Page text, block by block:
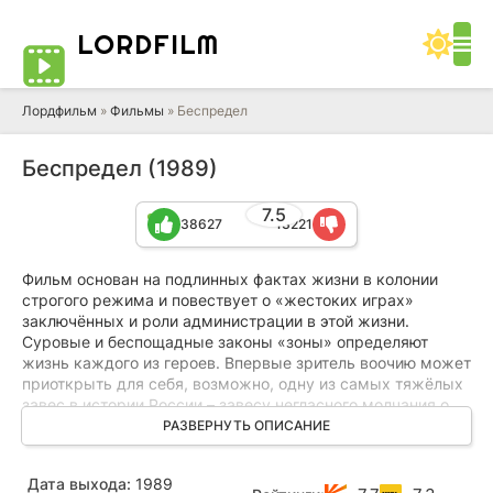
LORDFILM
Лордфильм » Фильмы » Беспредел
Беспредел (1989)
7.5
38627 13221
Фильм основан на подлинных фактах жизни в колонии
строгого режима и повествует о «жестоких играх»
заключённых и роли администрации в этой жизни.
Суровые и беспощадные законы «зоны» определяют
жизнь каждого из героев. Впервые зритель воочию может
приоткрыть для себя, возможно, одну из самых тяжёлых
завес в истории России – завесу негласного молчания о
том, что на самом деле происходило за решётками
тюрем.
Используя изощрённую систему доносов, замыкая
РАЗВЕРНУТЬ ОПИСАНИЕ
Дата выхода: 1989